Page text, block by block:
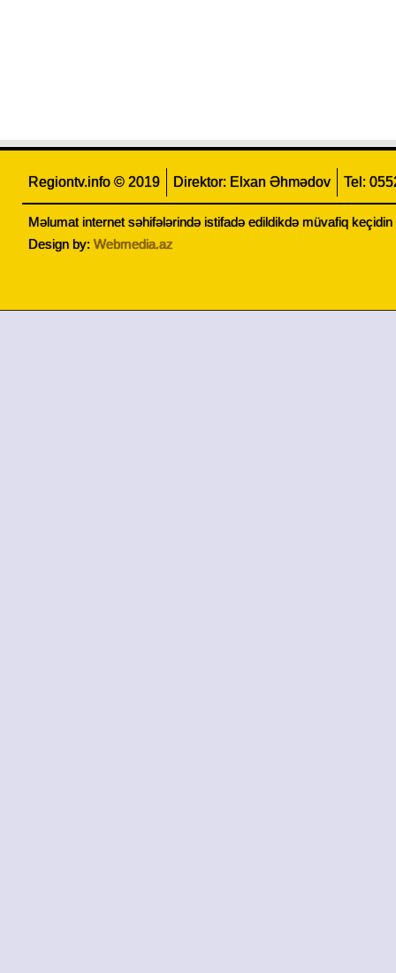
Regiontv.info © 2019 Direktor: Elxan Əhmədov Tel:
Məlumat internet səhifələrində istifadə edildikdə müvafiq keçidin
Design by: Webmedia.az